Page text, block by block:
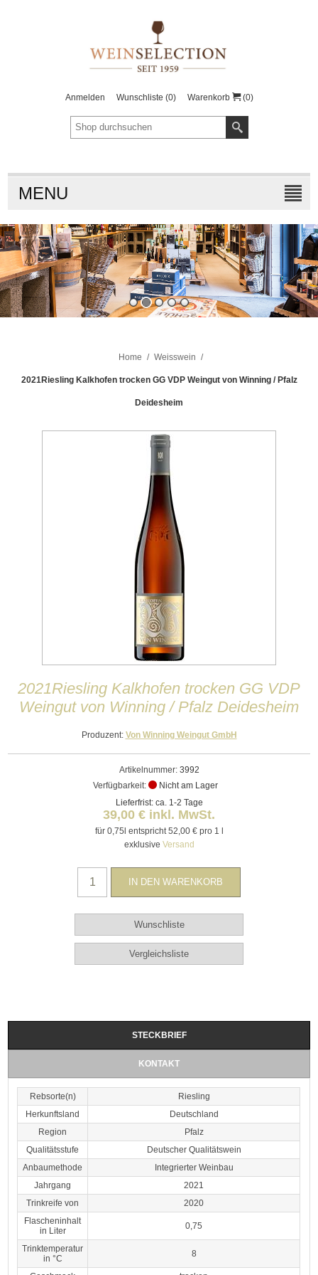
Anmelden Wunschliste (0) Warenkorb (0)
MENU
Home / Weisswein /
2021Riesling Kalkhofen trocken GG VDP Weingut von Winning / Pfalz
Deidesheim
2021Riesling Kalkhofen trocken GG VDP
Weingut von Winning / Pfalz Deidesheim
Produzent: Von Winning Weingut GmbH
Artikelnummer: 3992
Verfügbarkeit:
Nicht am Lager
Lieferfrist: ca. 1-2 Tage
39,00 € inkl. MwSt.
für 0,75l entspricht 52,00 € pro 1 l
exklusive Versand
STECKBRIEF
KONTAKT
Rebsorte(n)
Riesling
Herkunftsland
Deutschland
Region
Pfalz
Qualitätsstufe
Deutscher Qualitätswein
Anbaumethode
Integrierter Weinbau
Jahrgang
2021
Trinkreife von
2020
Flascheninhalt
in Liter
0,75
Trinktemperatur
in °C
8